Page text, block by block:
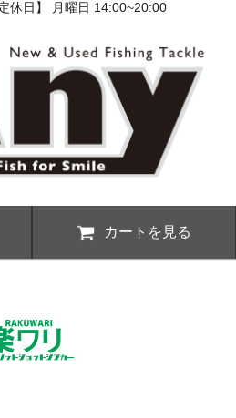
休日】 月曜日 14:00~20:00
カートを見る